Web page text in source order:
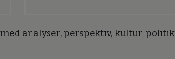
analyser, perspektiv, kultur, politik